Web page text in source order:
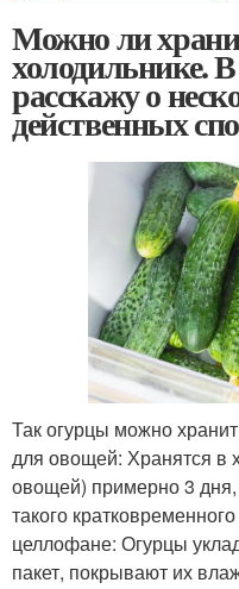
Можно ли
холодильнике.
расскажу о
действенных
Так огурцы можно
для овощей: Хранятся в
овощей) примерно 3 дня,
такого
целлофане: Огурцы
пакет, покрывают их